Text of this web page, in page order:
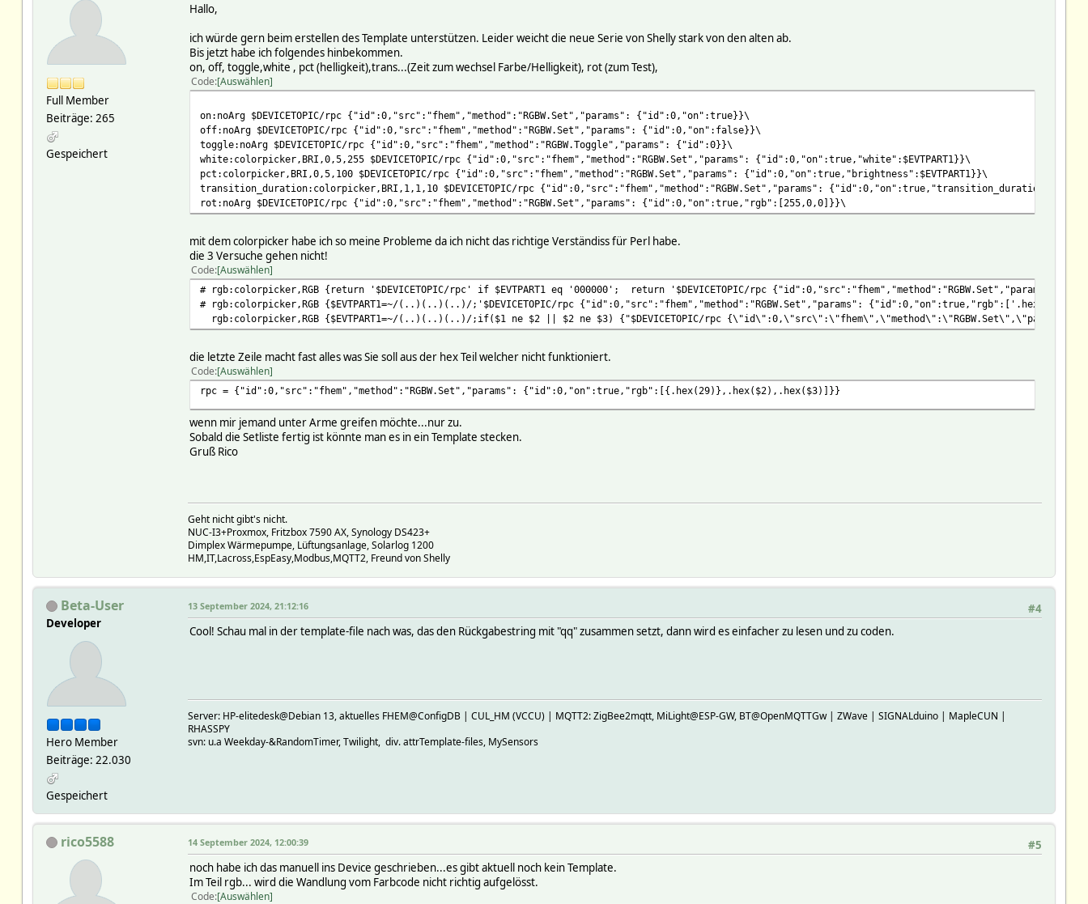
Full Member
Beiträge: 265
Gespeichert
Hallo,
ich würde gern beim erstellen des Template unterstützen. Leider weicht die neue Serie von Shelly stark von den alten ab.
Bis jetzt habe ich folgendes hinbekommen.
on, off, toggle,white , pct (helligkeit),trans...(Zeit zum wechsel Farbe/Helligkeit), rot (zum Test),
Code Auswählen
on:noArg $DEVICETOPIC/rpc {"id":0,"src":"fhem","method":"RGBW.Set","params": {"id":0,"on":true}}\
off:noArg $DEVICETOPIC/rpc {"id":0,"src":"fhem","method":"RGBW.Set","params": {"id":0,"on":false}}\
toggle:noArg $DEVICETOPIC/rpc {"id":0,"src":"fhem","method":"RGBW.Toggle","params": {"id":0}}\
white:colorpicker,BRI,0,5,255 $DEVICETOPIC/rpc {"id":0,"src":"fhem","method":"RGBW.Set","params": {"id":0,"on":true,"white":$EVTPART1}}\
pct:colorpicker,BRI,0,5,100 $DEVICETOPIC/rpc {"id":0,"src":"fhem","method":"RGBW.Set","params": {"id":0,"on":true,"brightness":$EVTPART1}}\
transition_duration:colorpicker,BRI,1,1,10 $DEVICETOPIC/rpc {"id":0,"src":"fhem","method":"RGBW.Set","params":
rot:noArg $DEVICETOPIC/rpc {"id":0,"src":"fhem","method":"RGBW.Set","params": {"id":0,"on":true,"rgb":[255,0,0]}}\
mit dem colorpicker habe ich so meine Probleme da ich nicht das richtige Verständiss für Perl habe.
die 3 Versuche gehen nicht!
Code Auswählen
# rgb:colorpicker,RGB {return '$DEVICETOPIC/rpc' if $EVTPART1 eq '000000'; return '$DEVICETOPIC/rpc
# rgb:colorpicker,RGB {$EVTPART1=~/(..)(..)(..)/;'$DEVICETOPIC/rpc {"id":0,"src":"fhem","method":"RGBW.Set","params":
rgb:colorpicker,RGB {$EVTPART1=~/(..)(..)(..)/;if($1 ne $2 || $2 ne $3) {"$DEVICETOPIC/rpc
die letzte Zeile macht fast alles was Sie soll aus der hex Teil welcher nicht funktioniert.
Code Auswählen
rpc = {"id":0,"src":"fhem","method":"RGBW.Set","params": {"id":0,"on":true,"rgb":[{.hex(29)},.hex($2),.hex($3)]}}
wenn mir jemand unter Arme greifen möchte...nur zu.
Sobald die Setliste fertig ist könnte man es in ein Template stecken.
Gruß Rico
Geht nicht gibt's nicht.
NUC-I3+Proxmox, Fritzbox 7590 AX, Synology DS423+
Dimplex Wärmepumpe, Lüftungsanlage, Solarlog 1200
HM,IT,Lacross,EspEasy,Modbus,MQTT2, Freund von Shelly
Beta-User
Developer
Hero Member
Beiträge: 22.030
Gespeichert
#4
13 September 2024, 21:12:16
Cool! Schau mal in der template-file nach was, das den Rückgabestring mit "qq" zusammen setzt, dann wird es einfacher zu lesen und zu coden.
Server: HP-elitedesk@Debian 13, aktuelles FHEM@ConfigDB | CUL_HM (VCCU) | MQTT2: ZigBee2mqtt, MiLight@ESP-GW, BT@OpenMQTTGw | ZWave | SIGNALduino | MapleCUN |
RHASSPY
svn: u.a Weekday-&RandomTimer, Twilight, div. attrTemplate-files, MySensors
rico5588 #5
14 September 2024, 12:00:39
noch habe ich das manuell ins Device geschrieben...es gibt aktuell noch kein Template.
Im Teil rgb... wird die Wandlung vom Farbcode nicht richtig aufgelösst.
Code Auswählen